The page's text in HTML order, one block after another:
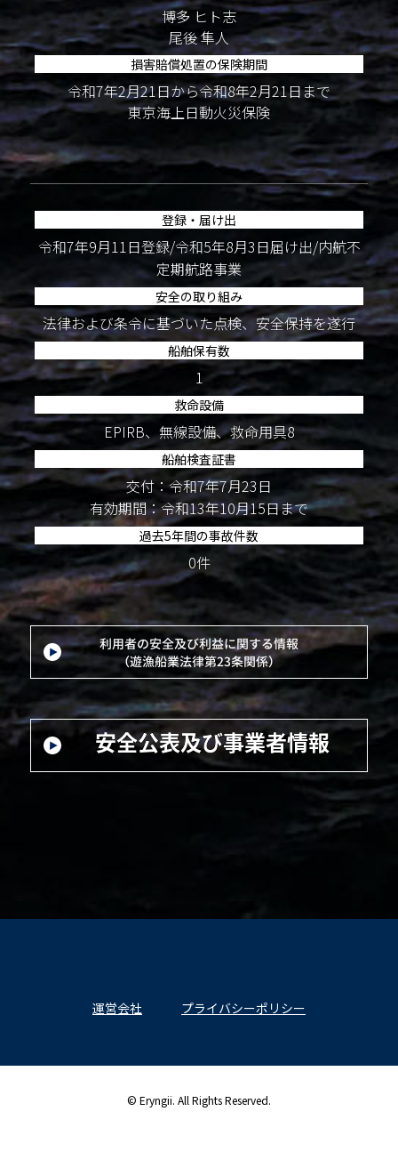
博多 ヒト志
尾後 隼人
損害賠償処置の保険期間
令和7年2月21日から令和8年2月21日まで
東京海上日動火災保険
登録・届け出
令和7年9月11日登録/令和5年8月3日届け出/内航不
定期航路事業
安全の取り組み
法律および条令に基づいた点検、安全保持を遂行
船舶保有数
1
救命設備
EPIRB、無線設備、救命用具8
船舶検査証書
交付：令和7年7月23日
有効期間：令和13年10月15日まで
過去5年間の事故件数
0件
運営会社 プライバシーポリシー
© Eryngii. All Rights Reserved.